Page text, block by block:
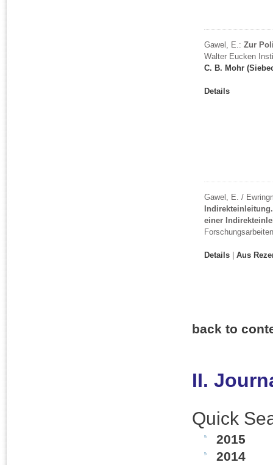
Gawel, E.: Zur
Walter Eucken
C. B. Mohr
Details
Gawel, E. /
einer
Details | Aus
back to
II.
Quick
2015
2014